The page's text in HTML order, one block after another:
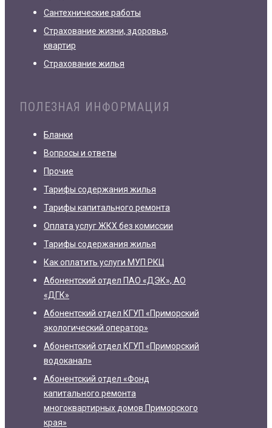
Сантехнические работы
Страхование жизни, здоровья,
квартир
Страхование жилья
ПОЛЕЗНАЯ ИНФОРМАЦИЯ
Бланки
Вопросы и ответы
Прочие
Тарифы содержания жилья
Тарифы капитального ремонта
Оплата услуг ЖКХ без комиссии
Тарифы содержания жилья
Как оплатить услуги МУП РКЦ
Абонентский отдел ПАО «ДЭК», АО
«ДГК»
Абонентский отдел КГУП «Приморский
экологический оператор»
Абонентский отдел КГУП «Приморский
водоканал»
Абонентский отдел «Фонд
капитального ремонта
многоквартирных домов Приморского
края»